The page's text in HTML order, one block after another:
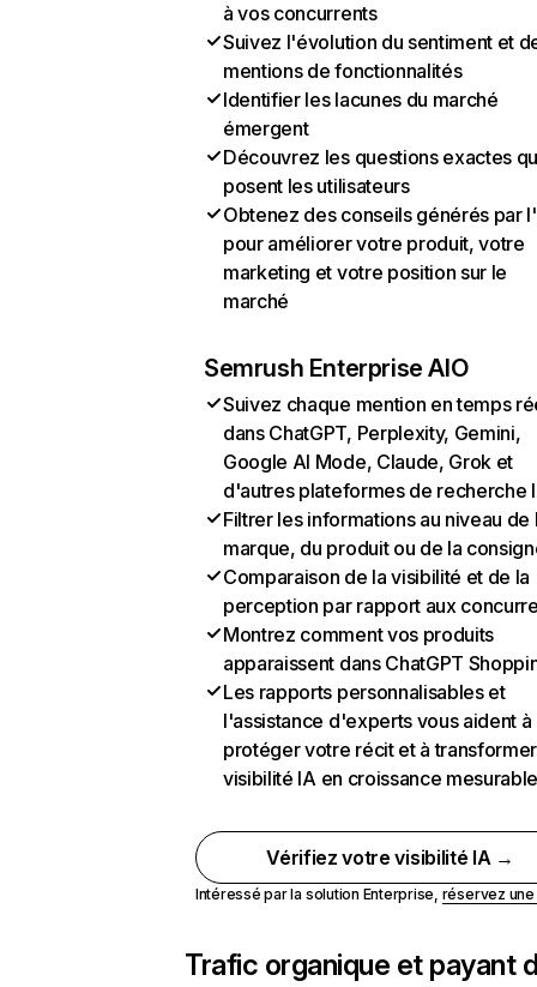
à vos concurrents
Suivez l'évolution du sentiment et
mentions de fonctionnalités
Identifier les lacunes du marché
émergent
Découvrez les questions exactes
posent les utilisateurs
Obtenez des conseils générés par
pour améliorer votre produit, votre
marketing et votre position sur le
marché
Semrush Enterprise AIO
Suivez chaque mention en temps
dans ChatGPT, Perplexity, Gemini,
Google AI Mode, Claude, Grok et
d'autres plateformes de recherche
Filtrer les informations au niveau de
marque, du produit ou de la
Comparaison de la visibilité et de la
perception par rapport aux
Montrez comment vos produits
apparaissent dans ChatGPT
Les rapports personnalisables et
l'assistance d'experts vous aident à
protéger votre récit et à
visibilité IA en croissance
Vérifiez votre visibilité IA →
Intéressé par la solution Enterprise, réservez
Trafic organique et payant